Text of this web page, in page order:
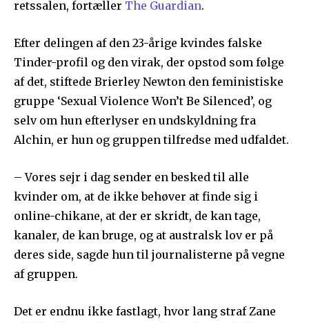
retssalen, fortæller The Guardian.
Efter delingen af den 23-årige kvindes falske
Tinder-profil og den virak, der opstod som følge
af det, stiftede Brierley Newton den feministiske
gruppe ‘Sexual Violence Won’t Be Silenced’, og
selv om hun efterlyser en undskyldning fra
Alchin, er hun og gruppen tilfredse med udfaldet.
– Vores sejr i dag sender en besked til alle
kvinder om, at de ikke behøver at finde sig i
online-chikane, at der er skridt, de kan tage,
kanaler, de kan bruge, og at australsk lov er på
deres side, sagde hun til journalisterne på vegne
af gruppen.
Det er endnu ikke fastlagt, hvor lang straf Zane